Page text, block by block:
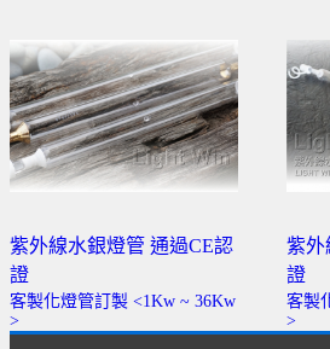
紫外線水銀燈管 通過CE認
證
客製化燈管訂製 <1Kw ~ 36Kw
>
紫外
證
客製
>